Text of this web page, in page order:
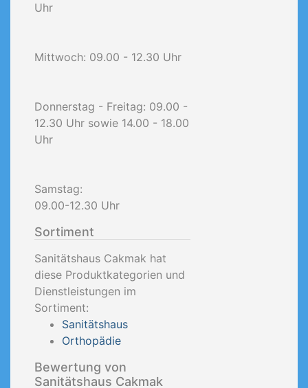
Uhr
Mittwoch: 09.00 - 12.30 Uhr
Donnerstag - Freitag: 09.00 -
12.30 Uhr sowie 14.00 - 18.00
Uhr
Samstag:
09.00-12.30 Uhr
Sortiment
Sanitätshaus Cakmak hat
diese Produktkategorien und
Dienstleistungen im
Sortiment:
Sanitätshaus
Orthopädie
Bewertung von
Sanitätshaus Cakmak